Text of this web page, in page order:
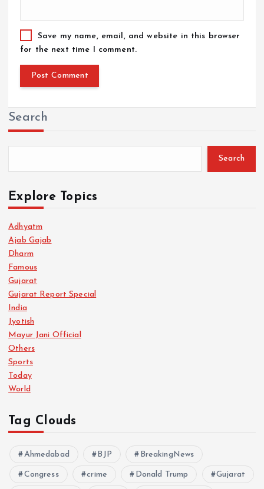
Save my name, email, and website in this browser
for the next time I comment.
Search
Search
Explore Topics
Adhyatm
Ajab Gajab
Dharm
Famous
Gujarat
Gujarat Report Special
India
Jyotish
Mayur Jani Official
Others
Sports
Today
World
Tag Clouds
Ahmedabad BJP BreakingNews
Congress crime Donald Trump Gujarat